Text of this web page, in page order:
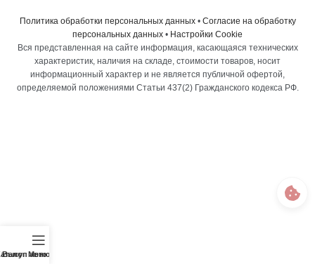
Выкуп авто
Меню
Политика обработки персональных данных• Согласие на обработку
персональных данных • Настройки Cookie
Вся представленная на сайте информация, касающаяся технических
характеристик, наличия на складе, стоимости товаров, носит
информационный характер и не является публичной офертой,
определяемой положениями Статьи 437(2) Гражданского кодекса РФ.